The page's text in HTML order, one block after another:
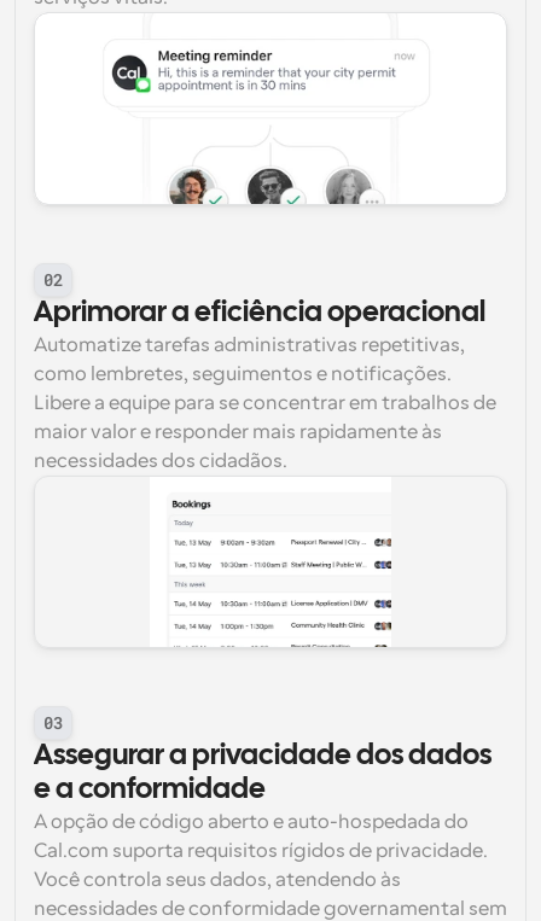
02
Aprimorar a eficiência operacional
Automatize tarefas administrativas repetitivas,
como lembretes, seguimentos e notificações.
Libere a equipe para se concentrar em trabalhos de
maior valor e responder mais rapidamente às
necessidades dos cidadãos.
03
Assegurar a privacidade dos dados
e a conformidade
A opção de código aberto e auto-hospedada do
Cal.com suporta requisitos rígidos de privacidade.
Você controla seus dados, atendendo às
necessidades de conformidade governamental sem